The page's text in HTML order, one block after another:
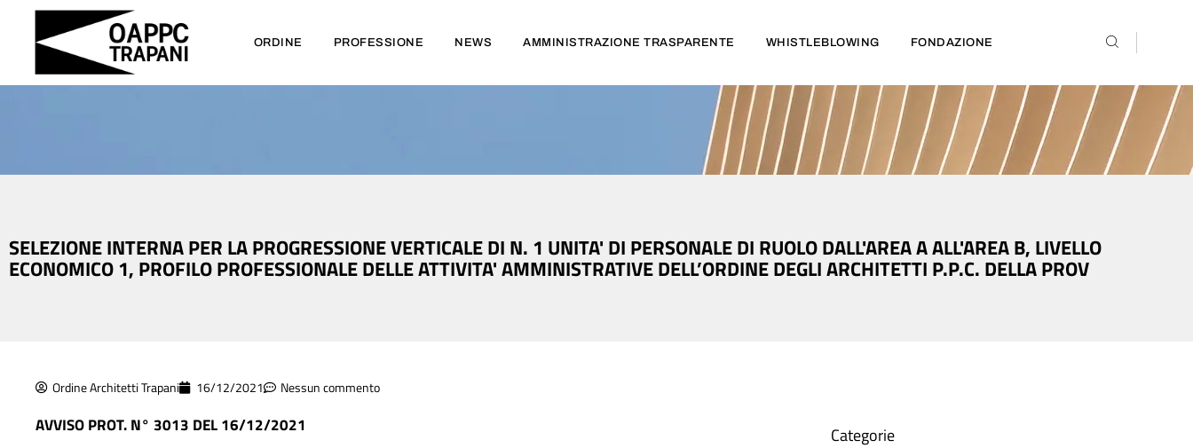
ORDINE PROFESSIONE NEWS AMMINISTRAZIONE TRASPARENTE WHISTLEBLOWING FONDAZIONE
SELEZIONE INTERNA PER LA PROGRESSIONE VERTICALE DI N. 1 UNITA' DI PERSONALE DI RUOLO DALL'AREA A ALL'AREA B, LIVELLO
ECONOMICO 1, PROFILO PROFESSIONALE DELLE ATTIVITA' AMMINISTRATIVE DELL’ORDINE DEGLI ARCHITETTI P.P.C. DELLA PROV
Ordine Architetti Trapani 16/12/2021 Nessun commento
AVVISO PROT. N° 3013 DEL 16/12/2021
Categorie